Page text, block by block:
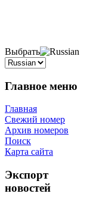
Выбрать
Главное меню
Главная
Свежий номер
Архив номеров
Поиск
Карта сайта
Экспорт
новостей